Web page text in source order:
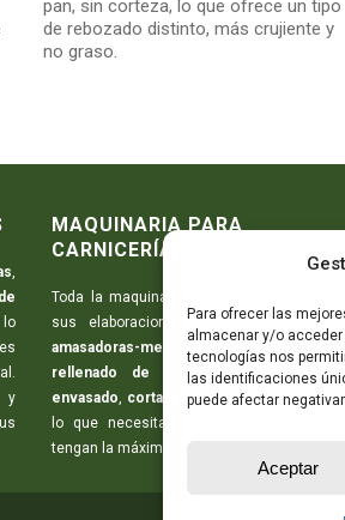
Para ofrecer las
almacenar y/o
tecnologías nos
las identificaciones
puede afectar
Aceptar
pan, sin corteza, lo que ofrece un tipo
de rebozado distinto, más crujiente y
no graso.
,
y
MAQUINARIA PARA
CARNICERÍAS
Toda la maquinaria necesaria para realizar
sus elaboraciones:picadoras de
amasadoras-mezcladoras
,
máquinas
rellenado de embutidos,máquinas
envasado, cortadoras de embutidosy
lo que necesita para que sus productos
tengan la máxima calidad.